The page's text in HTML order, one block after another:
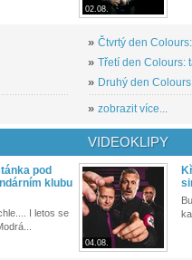
02.08.
» Čtvrtý den
» Třetí den Colours:
» Druhý den
» zobrazit více...
pod
klubu
I letos se
VIDEOKLIPY
04.08.